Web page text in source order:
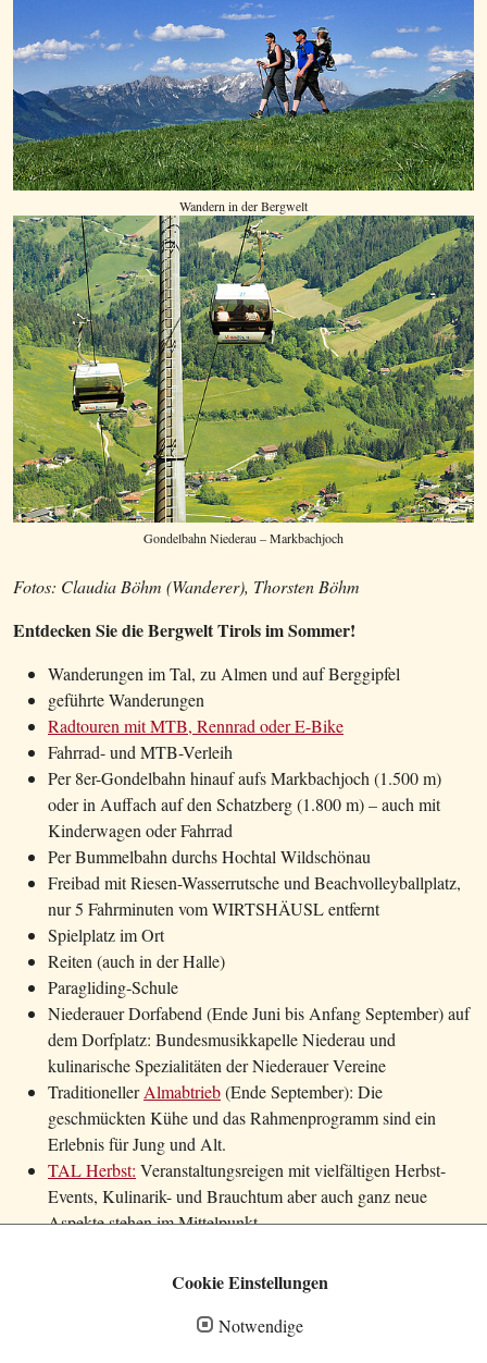
Wandern in der Bergwelt
Gondelbahn Niederau – Markbachjoch
Fotos: Claudia Böhm (Wanderer), Thorsten Böhm
Entdecken Sie die Bergwelt Tirols im Sommer!
Wanderungen im Tal, zu Almen und auf Berggipfel
geführte Wanderungen
Radtouren mit MTB, Rennrad oder E-Bike
Fahrrad- und MTB-Verleih
Per 8er-Gondelbahn hinauf aufs Markbachjoch (1.500 m)
oder in Auffach auf den Schatzberg (1.800 m) – auch mit
Kinderwagen oder Fahrrad
Per Bummelbahn durchs Hochtal Wildschönau
Freibad mit Riesen-Wasserrutsche und Beachvolleyballplatz,
nur 5 Fahrminuten vom WIRTSHÄUSL entfernt
Spielplatz im Ort
Reiten (auch in der Halle)
Paragliding-Schule
Niederauer Dorfabend (Ende Juni bis Anfang September) auf
dem Dorfplatz: Bundesmusikkapelle Niederau und
kulinarische Spezialitäten der Niederauer Vereine
TraditionellerAlmabtrieb(Ende September): Die
geschmückten Kühe und das Rahmenprogramm sind ein
Erlebnis für Jung und Alt.
TAL Herbst: Veranstaltungsreigen mit vielfältigen Herbst-
Events, Kulinarik- und Brauchtum aber auch ganz neue
Aspekte stehen im Mittelpunkt.
mit den Sommerbergbahnen inklusive
Ausflugsziele und Sehenswürdigkeiten in der Umgebung
Cookie Einstellungen
Notwendige